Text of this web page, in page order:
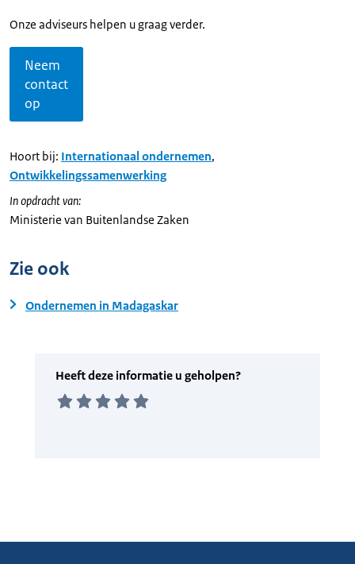
Onze adviseurs helpen u graag verder.
Neem
contact
op
Hoort bij: Internationaal ondernemen,
Ontwikkelingssamenwerking
In opdracht van:
Ministerie van Buitenlandse Zaken
Zie ook
Ondernemen in Madagaskar